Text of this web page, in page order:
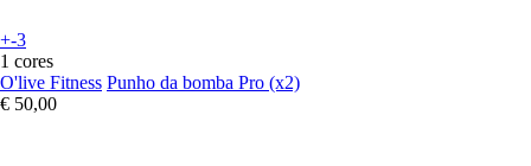
+-3
1 cores
O'live Fitness Punho da bomba Pro (x2)
€ 50,00